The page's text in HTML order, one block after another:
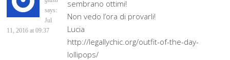
says:
Jul
11, 2016 at 09:37
sembrano ottimi!
Non vedo l’ora di provarli!
Lucia
http://legallychic.org/outfit-of-the-day-
lollipops/